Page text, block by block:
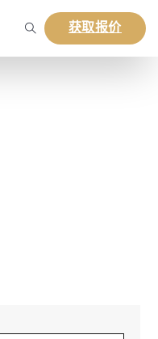
获取报价